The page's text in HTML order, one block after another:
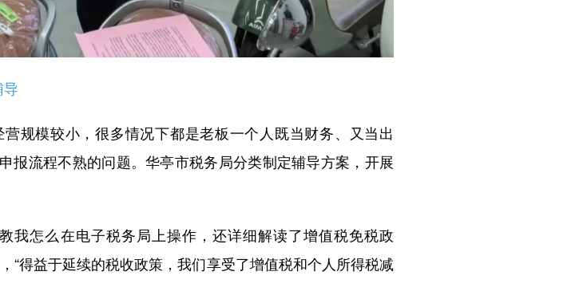
模较小，很多情况下都是老板一个人既当财务、又当出
报流程不熟的问题。华亭市税务局分类制定辅导方案，开展
怎么在电子税务局上操作，还详细解读了增值税免税政
“得益于延续的税收政策，我们享受了增值税和个人所得税减